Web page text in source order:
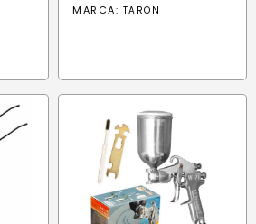
MARCA: TARON